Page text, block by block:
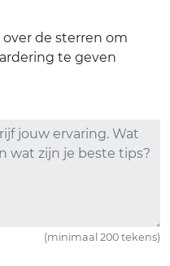
over de sterren om
te geven
(minimaal 200 tekens)